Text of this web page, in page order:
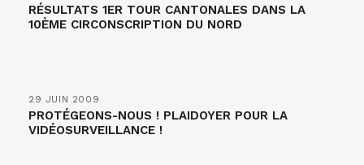
RÉSULTATS 1ER TOUR CANTONALES DANS LA
10ÈME CIRCONSCRIPTION DU NORD
29 JUIN 2009
PROTÉGEONS-NOUS ! PLAIDOYER POUR LA
VIDÉOSURVEILLANCE !